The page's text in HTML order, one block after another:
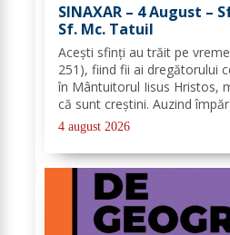
SINAXAR – 4 August –
Sf. Mc. Tatuil
Aceşti sfinţi au trăit pe
251), fiind fii ai dregătorului
în Mântuitorul Iisus Hristos,
că sunt creştini. Auzind
mărturisitori ai lui Hristos, i-
faţa lui Deciu, cei...
4 august 2026